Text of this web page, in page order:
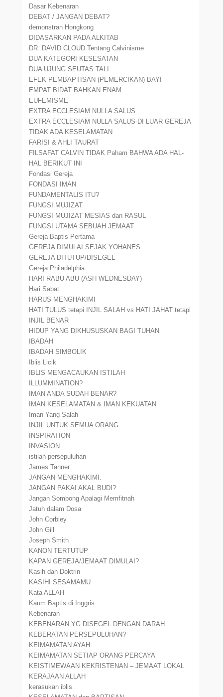
Dasar Kebenaran
DEBAT / JANGAN DEBAT?
demonstran Hongkong
DIDASARKAN PADA ALKITAB
DR. DAVID CLOUD Tentang Calvinisme
DUA KATEGORI KESESATAN
DUA UJUNG SEUTAS TALI
EFEK PEMBAPTISAN (PEMERCIKAN) BAYI
EMPAT BIDAT BAHKAN ENAM
EUFEMISME
EXTRA ECCLESIAM NULLA SALUS
EXTRA ECCLESIAM NULLA SALUS-DI LUAR GEREJA
TIDAK ADA KESELAMATAN
FARISI & AHLI TAURAT
FILSAFAT CALVIN TIDAK Paham BAHWA ADA HAL-
HAL BERIKUT INI
Fondasi Gereja
FONDASI IMAN
FUNDAMENTALIS ITU?
FUNGSI MUJIZAT
FUNGSI MUJIZAT MESIAS dan RASUL
FUNGSI UTAMA SEBUAH JEMAAT
Gereja Baptis Pertama
GEREJA DIMULAI SEJAK YOHANES
GEREJA DITUTUP/DISEGEL
Gereja Philadelphia
HARI RABU ABU (ASH WEDNESDAY)
Hari Sabat
HARUS MENGHAKIMI
HATI TULUS tetapi INJIL SALAH vs HATI JAHAT tetapi
INJIL BENAR
HIDUP YANG DIKHUSUSKAN BAGI TUHAN
IBADAH
IBADAH SIMBOLIK
Iblis Licik
IBLIS MENGACAUKAN ISTILAH
ILLUMMINATION?
IMAN ANDA SUDAH BENAR?
IMAN KESELAMATAN & IMAN KEKUATAN
Iman Yang Salah
INJIL UNTUK SEMUA ORANG
INSPIRATION
INVASION
istilah persepuluhan
James Tanner
JANGAN MENGHAKIMI.
JANGAN PAKAI AKAL BUDI?
Jangan Sombong Apalagi Memfitnah
Jatuh dalam Dosa
John Corbley
John Gill
Joseph Smith
KANON TERTUTUP
KAPAN GEREJA/JEMAAT DIMULAI?
Kasih dan Doktrin
KASIHI SESAMAMU
Kata ALLAH
Kaum Baptis di Inggris
Kebenaran
KEBENARAN YG DISEGEL DENGAN DARAH
KEBERATAN PERSEPULUHAN?
KEIMAMATAN AYAH
KEIMAMATAN SETIAP ORANG PERCAYA
KEISTIMEWAAN KEKRISTENAN – JEMAAT LOKAL
KERAJAAN ALLAH
kerasukan iblis